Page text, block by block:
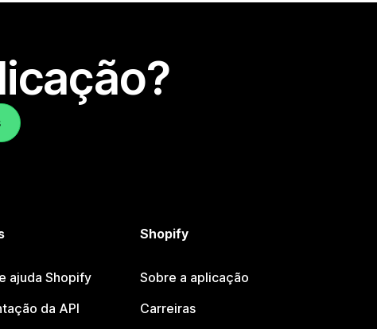
ajuda Shopify
da API
Shopify
Sobre a aplicação
Carreiras